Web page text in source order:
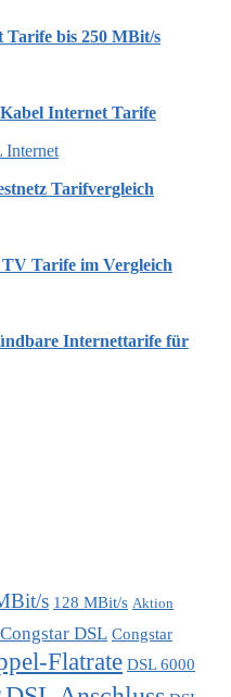
Tarife bis 250 MBit/s
Internet Tarife
Tarifvergleich
Tarife im Vergleich
Internettarife für
s 128 MBit/s Aktion
Congstar DSL Congstar
Flatrate DSL 6000